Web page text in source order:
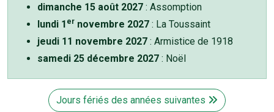
dimanche 15 août 2027 : Assomption
lundi 1 er novembre 2027 : La Toussaint
jeudi 11 novembre 2027 : Armistice de 1918
samedi 25 décembre 2027 : Noël
Jours fériés des années suivantes